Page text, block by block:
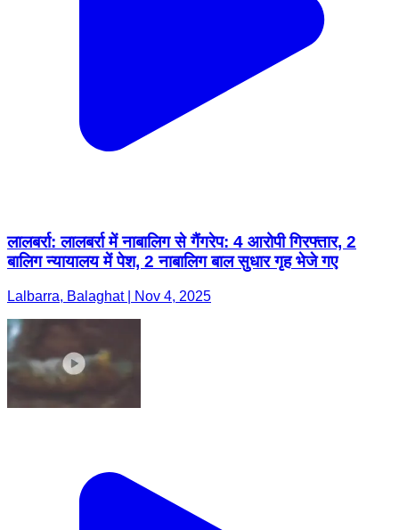
लालबर्रा: लालबर्रा में नाबालिग से गैंगरेप: 4 आरोपी गिरफ्तार, 2
बालिग न्यायालय में पेश, 2 नाबालिग बाल सुधार गृह भेजे गए
Lalbarra, Balaghat | Nov 4, 2025